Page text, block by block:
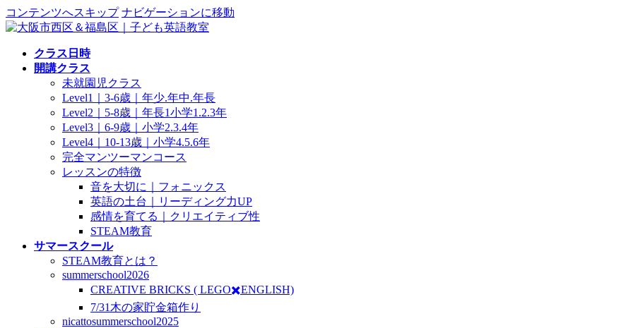
コンテンツへスキップ ナビゲーションに移動
クラス日時
開講クラス
未就園児クラス
Level1｜3-6歳｜年少.年中.年長
Level2｜5-8歳｜年長1小学1.2.3年
Level3｜6-9歳｜小学2.3.4年
Level4｜10-13歳｜小学4.5.6年
完全マンツーマンコース
レッスンの特徴
音を大切に｜フォニックス
英語の土台｜リーディング力UP
感情を育てる｜クリエイティブ性
STEAM教育
サマースクール
STEAM教育とは？
summerschool2026
CREATIVE BRICKS ( LEGO✖️ENGLISH)
7/31木の家貯金箱作り
nicattosummerschool2025